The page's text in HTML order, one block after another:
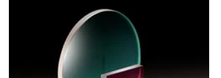
| 光學組装
Components | SCHOTT 光學
Shaping | 雷射光束整形
| 雷射分光鏡
| 雷射顯微鏡
and Slides | 平臺和滑塊
Objectives | 有限共軛物鏡
| 反射物鏡
| 實驗室和生產線
Lenses for Harsh Environments
and Advanced
| 影視製作和高級攝影
Accessories | 成像鏡頭配件
Cameras | IDS 相機
Labs Cameras™ | Lucid Vision
Roughness Standards | 表面
Accessories | UV固化設備
| 清倉照明
and Detection
| 重新認證相機
| 重新認證照明